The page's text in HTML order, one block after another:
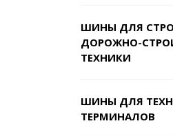
ШИНЫ ДЛЯ
ДОРОЖНО-
ТЕХНИКИ
ШИНЫ ДЛЯ
ТЕРМИНАЛОВ